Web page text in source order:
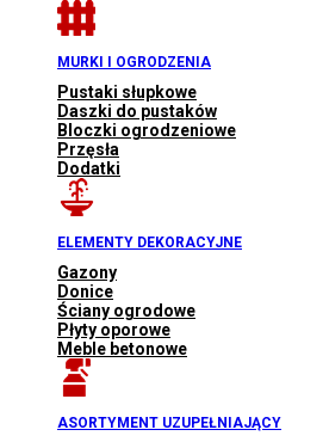
MURKI I OGRODZENIA
Pustaki słupkowe
Daszki do pustaków
Bloczki ogrodzeniowe
Przęsła
Dodatki
ELEMENTY DEKORACYJNE
Gazony
Donice
Ściany ogrodowe
Płyty oporowe
Meble betonowe
ASORTYMENT UZUPEŁNIAJĄCY